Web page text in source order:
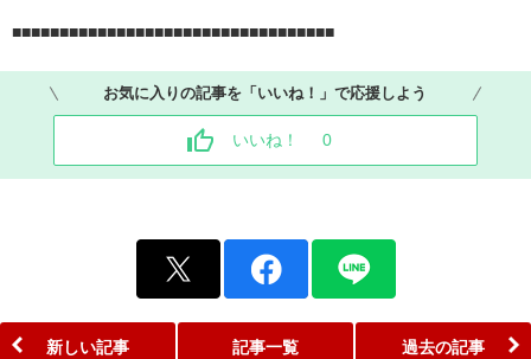
■■■■■■■■■■■■■■■■■■■■■■■■■■■■■■■■■■
お気に入りの記事を「いいね！」で応援しよう
いいね！ 0
新しい記事 記事一覧 過去の記事